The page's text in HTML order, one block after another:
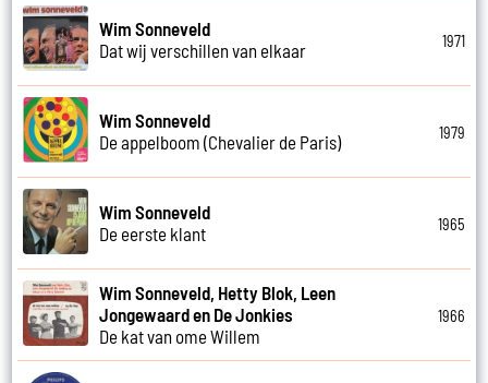
Wim Sonneveld
Dat wij verschillen van elkaar
1971
Wim Sonneveld
De appelboom (Chevalier de Paris)
1979
Wim Sonneveld
De eerste klant
1965
Wim Sonneveld, Hetty Blok, Leen
Jongewaard en De Jonkies
De kat van ome Willem
1966